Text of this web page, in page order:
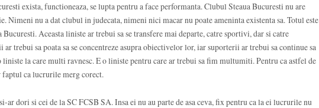
exista, functioneaza, se lupta pentru a face performanta. Clubul Steaua Bucuresti nu are
Nimeni nu a dat clubul in judecata, nimeni nici macar nu poate ameninta existenta sa. Totul este
Bucuresti. Aceasta liniste ar trebui sa se transfere mai departe, catre sportivi, dar si catre
trebui sa poata sa se concentreze asupra obiectivelor lor, iar suporterii ar trebui sa continue sa
liniste la care multi ravnesc. E o liniste pentru care ar trebui sa fim multumiti. Pentru ca astfel de
ca lucrurile merg corect.
ar dori si cei de la SC FCSB SA. Insa ei nu au parte de asa ceva, fix pentru ca la ei lucrurile nu